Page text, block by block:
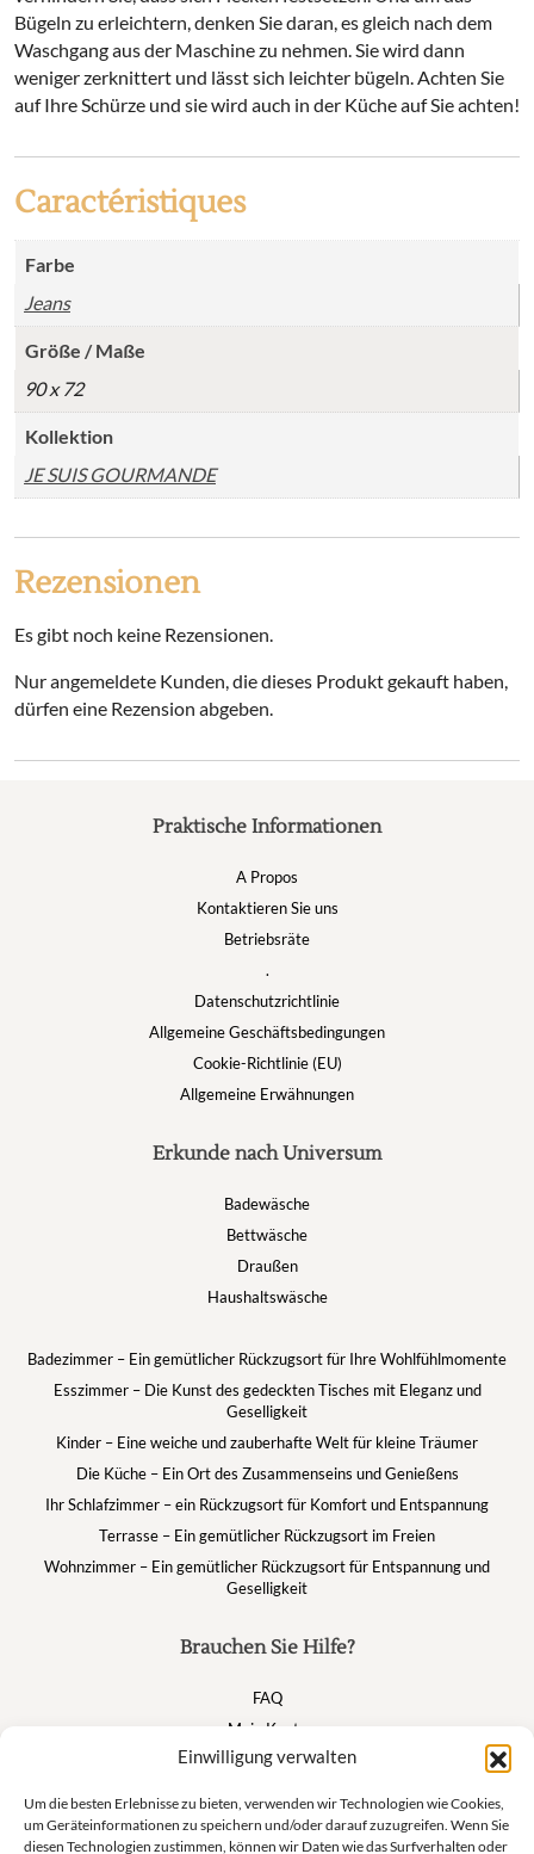
Einwilligung verwalten
Um die besten Erlebnisse zu bieten, verwenden wir Technologien wie Cookies,
um Geräteinformationen zu speichern und/oder darauf zuzugreifen. Wenn Sie
diesen Technologien zustimmen, können wir Daten wie das Surfverhalten oder
Bügeln zu erleichtern, denken Sie daran, es gleich nach dem
Waschgang aus der Maschine zu nehmen. Sie wird dann
weniger zerknittert und lässt sich leichter bügeln. Achten Sie
auf Ihre Schürze und sie wird auch in der Küche auf Sie achten!
Caractéristiques
Farbe
Jeans
Größe / Maße
90 x 72
Kollektion
JE SUIS GOURMANDE
Rezensionen
Es gibt noch keine Rezensionen.
Nur angemeldete Kunden, die dieses Produkt gekauft haben,
dürfen eine Rezension abgeben.
Brauchen Sie Hilfe?
FAQ
Mein Konto
Warenkorb
Suivez nous
Praktische Informationen
A Propos
Kontaktieren Sie uns
Betriebsräte
.
Datenschutzrichtlinie
Allgemeine Geschäftsbedingungen
Cookie-Richtlinie (EU)
Allgemeine Erwähnungen
Erkunde nach Universum
Badewäsche
Bettwäsche
Draußen
Haushaltswäsche
Badezimmer – Ein gemütlicher Rückzugsort für Ihre Wohlfühlmomente
Esszimmer – Die Kunst des gedeckten Tisches mit Eleganz und
Geselligkeit
Kinder – Eine weiche und zauberhafte Welt für kleine Träumer
Die Küche – Ein Ort des Zusammenseins und Genießens
Ihr Schlafzimmer – ein Rückzugsort für Komfort und Entspannung
Terrasse – Ein gemütlicher Rückzugsort im Freien
Wohnzimmer – Ein gemütlicher Rückzugsort für Entspannung und
Geselligkeit